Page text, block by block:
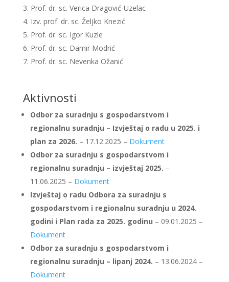
Prof. dr. sc. Verica Dragović-Uzelac
Izv. prof. dr. sc. Željko Knezić
Prof. dr. sc. Igor Kuzle
Prof. dr. sc. Damir Modrić
Prof. dr. sc. Nevenka Ožanić
Aktivnosti
Odbor za suradnju s gospodarstvom i
regionalnu suradnju – Izvještaj o radu u 2025. i
plan za 2026. – 17.12.2025 – Dokument
Odbor za suradnju s gospodarstvom i
regionalnu suradnju – izvještaj 2025. –
11.06.2025 – Dokument
Izvještaj o radu Odbora za suradnju s
gospodarstvom i regionalnu suradnju u 2024.
godini i Plan rada za 2025. godinu – 09.01.2025 –
Dokument
Odbor za suradnju s gospodarstvom i
regionalnu suradnju – lipanj 2024. – 13.06.2024 –
Dokument